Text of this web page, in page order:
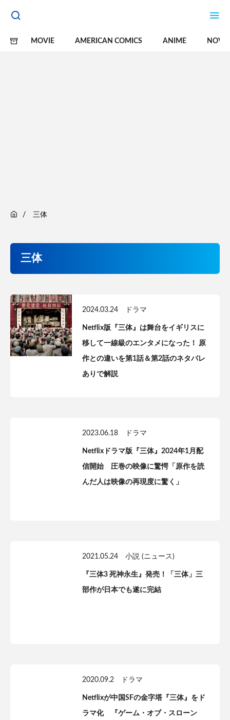
MOVIE AMERICAN COMICS ANIME
三体
三体
2024.03.24 ドラマ
Netflix版『三体』は舞台をイギリスに
移して一線級のエンタメになった！ 原
作との違いを第1話＆第2話のネタバレ
ありで解説
2023.06.18 ドラマ
Netflixドラマ版『三体』2024年1月配
信開始 圧巻の映像に驚愕「原作を読
んだ人は映像の再現度に驚く」
2021.05.24 小説 (ニュース)
『三体3 死神永生』発売！「三体」三
部作が日本でも遂に完結
2020.09.2 ドラマ
Netflixが中国SFの金字塔『三体』をド
ラマ化 『ゲーム・オブ・スローン